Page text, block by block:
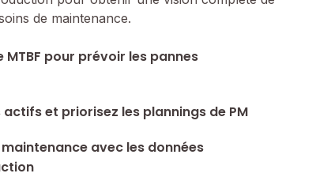
de maintenance.
pour prévoir les pannes
et priorisez les plannings de PM
avec les données